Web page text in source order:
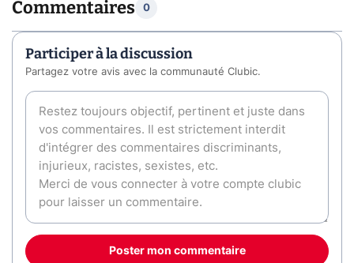
Commentaires 0
Participer à la discussion
Partagez votre avis avec la communauté Clubic.
Poster mon commentaire